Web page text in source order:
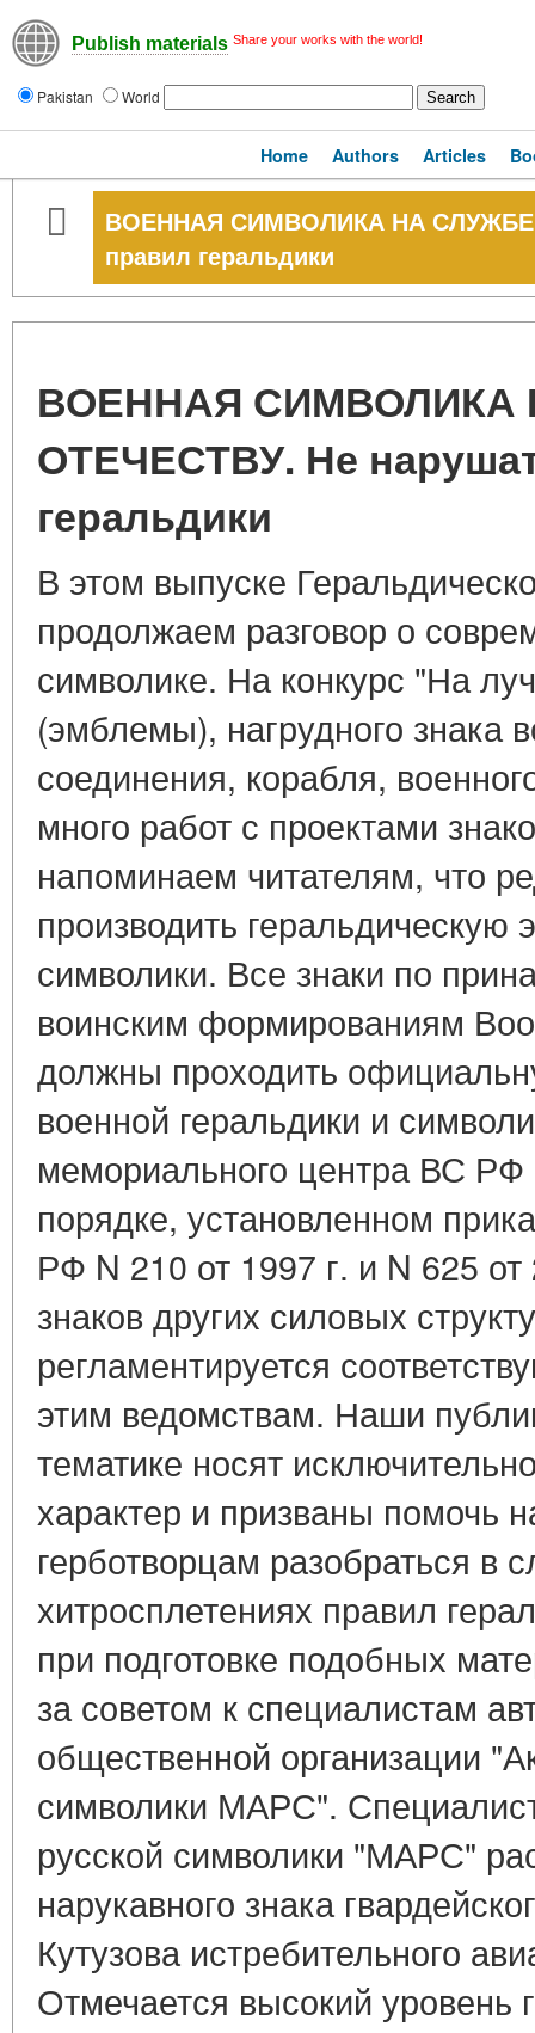
Publish materials Share your works with the world!
Pakistan World
Home Authors Articles
ВОЕННАЯ СИМВОЛИКА НА СЛУЖБЕ
правил геральдики
ВОЕННАЯ СИМВОЛИКА
ОТЕЧЕСТВУ. Не
геральдики
В этом выпуске
продолжаем разговор о
символике. На конкурс "На
(эмблемы), нагрудного знака
соединения, корабля,
много работ с проектами
напоминаем читателям, что
производить геральдическую
символики. Все знаки по
воинским формированиям
должны проходить
военной геральдики и
мемориального центра ВС РФ
порядке, установленном
РФ N 210 от 1997 г. и N 625 от
знаков других силовых
регламентируется
этим ведомствам. Наши
тематике носят
характер и призваны помочь
герботворцам разобраться в
хитросплетениях правил
при подготовке подобных
за советом к специалистам
общественной организации
символики МАРС".
русской символики "МАРС"
нарукавного знака
Кутузова истребительного
Отмечается высокий уровень